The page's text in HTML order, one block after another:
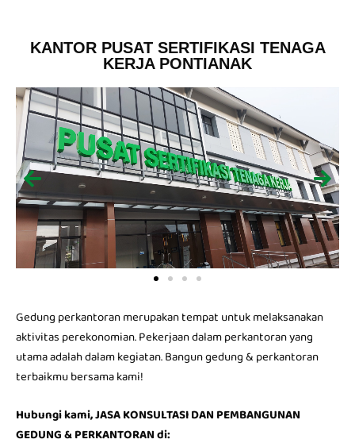
KANTOR PUSAT SERTIFIKASI TENAGA
KERJA PONTIANAK
Gedung perkantoran merupakan tempat untuk melaksanakan
aktivitas perekonomian. Pekerjaan dalam perkantoran yang
utama adalah dalam kegiatan. Bangun gedung & perkantoran
terbaikmu bersama kami!
Hubungi kami, JASA KONSULTASI DAN PEMBANGUNAN
GEDUNG & PERKANTORAN di: